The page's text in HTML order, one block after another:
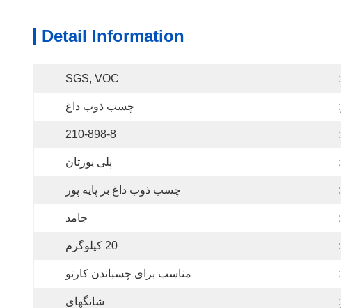
Detail Information
SGS, VOC
چسب ذوب داغ
210-898-8
پلی یورتان
چسب ذوب داغ بر پایه پور
جامد
20 کیلوگرم
مناسب برای چسباندن کارتو
شانگهای